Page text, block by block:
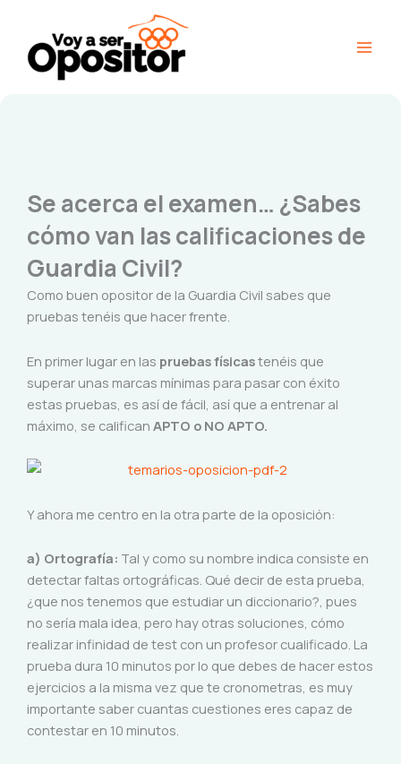
contenido
Se acerca el examen… ¿Sabes
cómo van las calificaciones de
Guardia Civil?
Como buen opositor de la Guardia Civil sabes que
pruebas tenéis que hacer frente.
En primer lugar en las pruebas físicastenéis que
superar unas marcas mínimas para pasar con éxito
estas pruebas, es así de fácil, así que a entrenar al
máximo, se califican APTO o NO APTO.
Y ahora me centro en la otra parte de la oposición:
a) Ortografía: Tal y como su nombre indica consiste en
detectar faltas ortográficas. Qué decir de esta prueba,
¿que nos tenemos que estudiar un diccionario?, pues
no sería mala idea, pero hay otras soluciones, cómo
realizar infinidad de test con un profesor cualificado. La
prueba dura 10 minutos por lo que debes de hacer estos
ejercicios a la misma vez que te cronometras, es muy
importante saber cuantas cuestiones eres capaz de
contestar en 10 minutos.